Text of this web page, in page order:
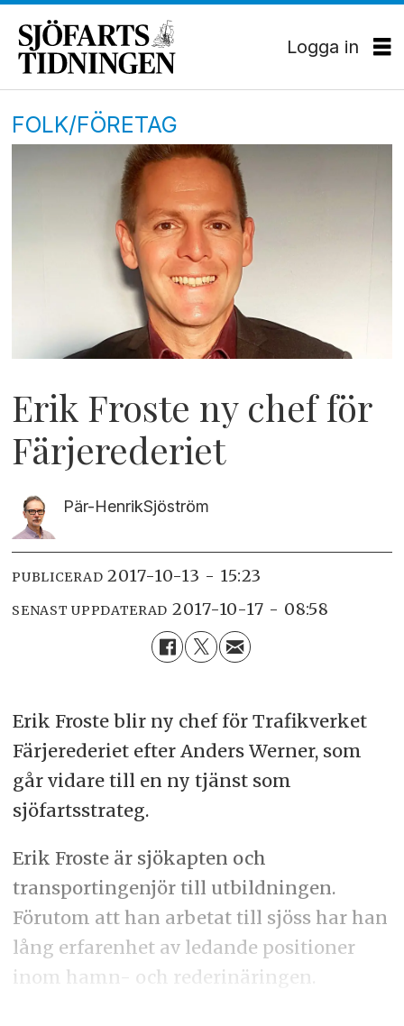
Logga in
FOLK/FÖRETAG
Erik Froste ny chef för
Färjerederiet
Pär-HenrikSjöström
PUBLICERAD 2017-10-13 - 15:23
SENAST UPPDATERAD 2017-10-17 - 08:58
Erik Froste blir ny chef för Trafikverket
Färjerederiet efter Anders Werner, som
går vidare till en ny tjänst som
sjöfartsstrateg.
Erik Froste är sjökapten och
transportingenjör till utbildningen.
Förutom att han arbetat till sjöss har han
lång erfarenhet av ledande positioner
inom hamn- och rederinäringen.